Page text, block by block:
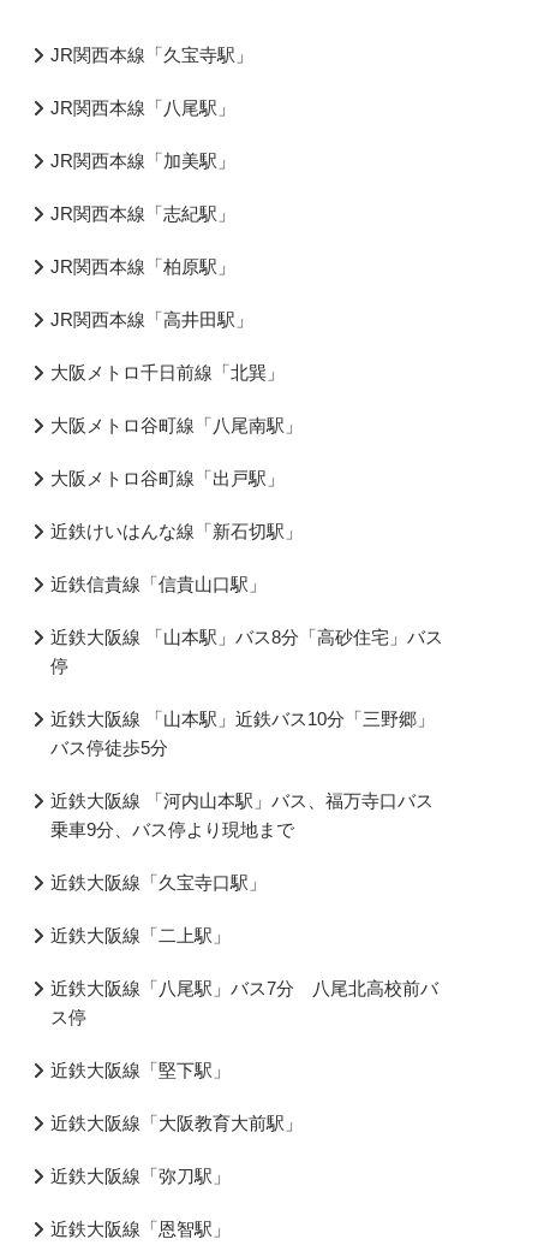
JR関西本線「久宝寺駅」
JR関西本線「八尾駅」
JR関西本線「加美駅」
JR関西本線「志紀駅」
JR関西本線「柏原駅」
JR関西本線「高井田駅」
大阪メトロ千日前線「北巽」
大阪メトロ谷町線「八尾南駅」
大阪メトロ谷町線「出戸駅」
近鉄けいはんな線「新石切駅」
近鉄信貴線「信貴山口駅」
近鉄大阪線 「山本駅」バス8分「高砂住宅」バス
停
近鉄大阪線 「山本駅」近鉄バス10分「三野郷」
バス停徒歩5分
近鉄大阪線 「河内山本駅」バス、福万寺口バス
乗車9分、バス停より現地まで
近鉄大阪線「久宝寺口駅」
近鉄大阪線「二上駅」
近鉄大阪線「八尾駅」バス7分 八尾北高校前バ
ス停
近鉄大阪線「堅下駅」
近鉄大阪線「大阪教育大前駅」
近鉄大阪線「弥刀駅」
近鉄大阪線「恩智駅」